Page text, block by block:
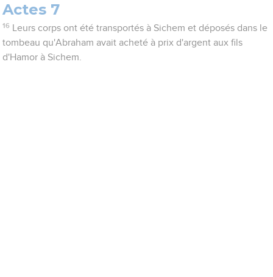
Actes 7
16
Leurs corps ont été transportés à Sichem et déposés dans le
tombeau qu'Abraham avait acheté à prix d'argent aux fils
d'Hamor à Sichem.